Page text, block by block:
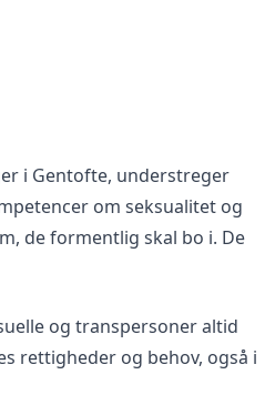
i Gentofte, understreger
om seksualitet og
de formentlig skal bo i. De
og transpersoner altid
rettigheder og behov, også i